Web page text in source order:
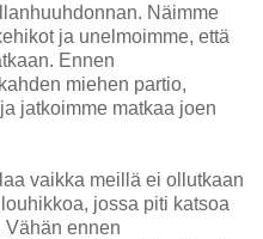
Näimme
ja unelmoimme, että
Ennen
miehen partio,
jatkoimme matkaa joen
vaikka meillä ei ollutkaan
jossa piti katsoa
Vähän ennen